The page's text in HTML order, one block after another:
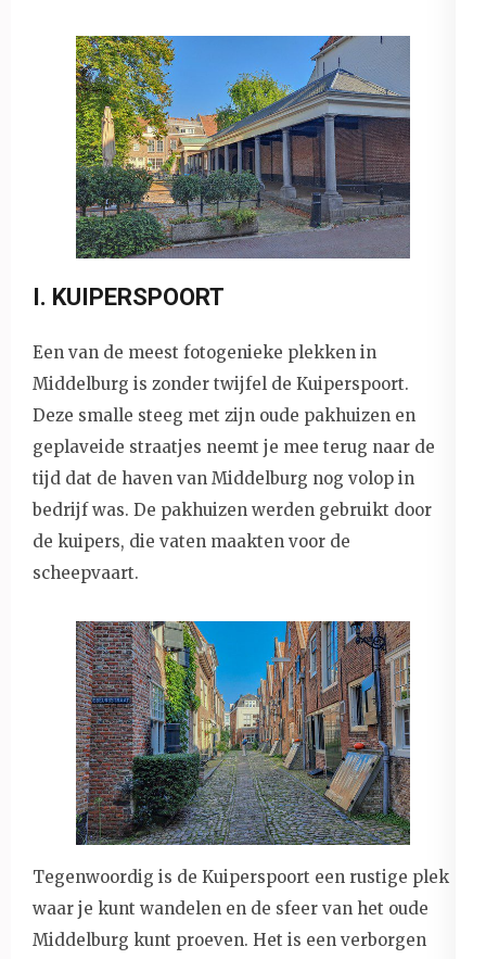
I. KUIPERSPOORT
Een van de meest fotogenieke plekken in
Middelburg is zonder twijfel de Kuiperspoort.
Deze smalle steeg met zijn oude pakhuizen en
geplaveide straatjes neemt je mee terug naar de
tijd dat de haven van Middelburg nog volop in
bedrijf was. De pakhuizen werden gebruikt door
de kuipers, die vaten maakten voor de
scheepvaart.
Tegenwoordig is de Kuiperspoort een rustige plek
waar je kunt wandelen en de sfeer van het oude
Middelburg kunt proeven. Het is een verborgen